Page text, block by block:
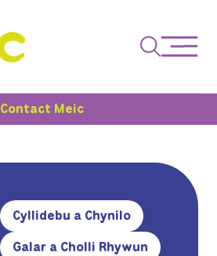
Contact Meic
Cyllidebu a Chynilo
Galar a Cholli Rhywun